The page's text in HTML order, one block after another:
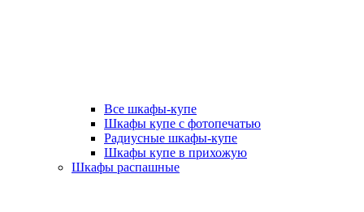
Все шкафы-купе
Шкафы купе с фотопечатью
Радиусные шкафы-купе
Шкафы купе в прихожую
Шкафы распашные